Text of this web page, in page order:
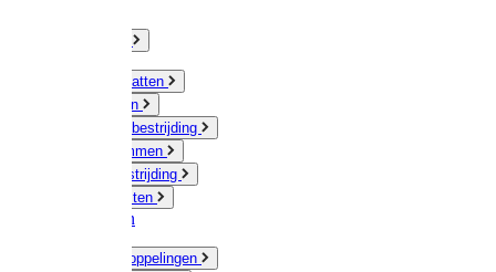
Muizen / Ratten
Drukspuiten
Ongediertebestrijding
Mollenklemmen
Onkruidbestrijding
Vliegenkasten
Meststoffen
Messing koppelingen